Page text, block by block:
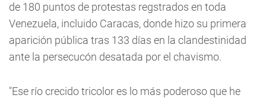
de 180 puntos de protestas regstrados en toda
Venezuela, incluido Caracas, donde hizo su primera
aparición pública tras 133 días en la clandestinidad
ante la persecucón desatada por el chavismo.
"Ese río crecido tricolor es lo más poderoso que he